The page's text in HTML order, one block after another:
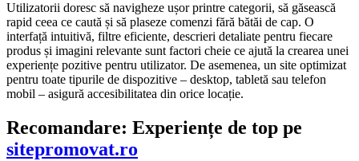
Utilizatorii doresc să navigheze ușor printre categorii, să găsească
rapid ceea ce caută și să plaseze comenzi fără bătăi de cap. O
interfață intuitivă, filtre eficiente, descrieri detaliate pentru fiecare
produs și imagini relevante sunt factori cheie ce ajută la crearea unei
experiențe pozitive pentru utilizator. De asemenea, un site optimizat
pentru toate tipurile de dispozitive – desktop, tabletă sau telefon
mobil – asigură accesibilitatea din orice locație.
Recomandare: Experiențe de top pe
sitepromovat.ro